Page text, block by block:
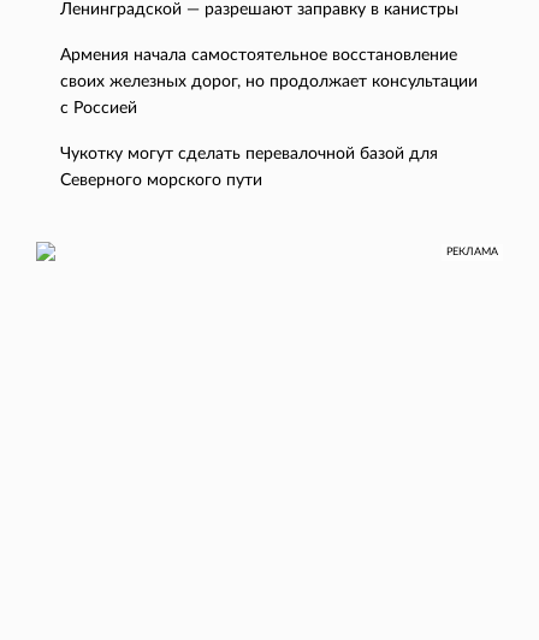
Ленинградской — разрешают заправку в канистры
Армения начала самостоятельное восстановление
своих железных дорог, но продолжает консультации
с Россией
Чукотку могут сделать перевалочной базой для
Северного морского пути
РЕКЛАМА